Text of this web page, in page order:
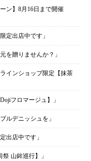
ン】8月16日まで開催
定出店中です」
を贈りませんか？」
ラインショップ限定【抹茶
フロマージュ】」
ルデニッシュを」
出店中です」
祭 山鉾巡行】」